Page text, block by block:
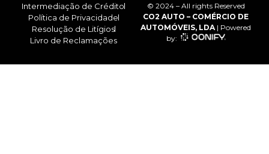
© 2024 – All rights Reserved
CO2 AUTO – COMÉRCIO DE
AUTOMÓVEIS, LDA | Powered
by:
Intermediação de Crédito
Política de Privacidade
Resolução de Litígios
Livro de Reclamações